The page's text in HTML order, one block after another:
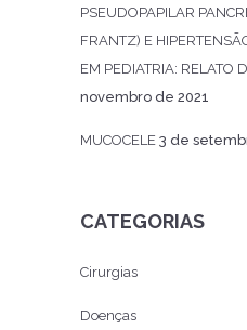
PSEUDOPAPILAR
FRANTZ) E
EM PEDIATRIA: RELATO
novembro de 2021
MUCOCELE 3 de
CATEGORIAS
Cirurgias
Doenças